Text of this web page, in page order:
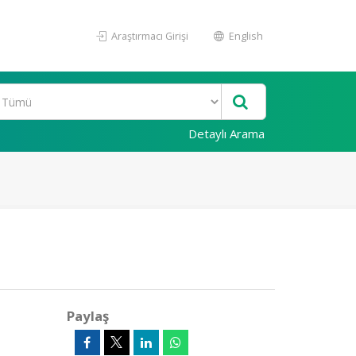
Araştırmacı Girişi English
Detaylı Arama
Paylaş